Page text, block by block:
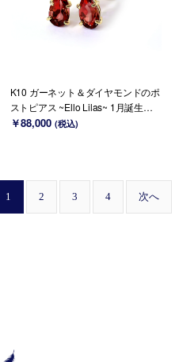
K10 ガーネット＆ダイヤモンドのポ
ストピアス ~Ello Lilas~ 1月誕生石
(K18変更可能)
￥88,000 (税込)
1 2 3 4 次へ